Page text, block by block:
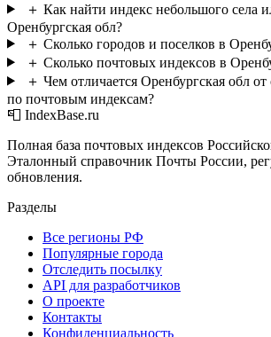
＋ Как найти индекс небольшого села
Оренбургская обл?
＋ Сколько городов и поселков в
＋ Сколько почтовых индексов в
＋ Чем отличается Оренбургская обл
по почтовым индексам?
📮 IndexBase.ru
Полная база почтовых индексов
Эталонный справочник Почты России,
обновления.
Разделы
Все регионы РФ
Популярные города
Отследить посылку
API для разработчиков
О проекте
Контакты
Конфиденциальность